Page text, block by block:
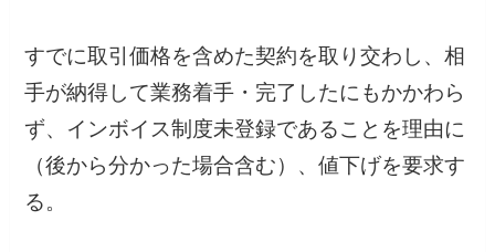
すでに取引価格を含めた契約を取り交わし、相
手が納得して業務着手・完了したにもかかわら
ず、インボイス制度未登録であることを理由に
（後から分かった場合含む）、値下げを要求す
る。